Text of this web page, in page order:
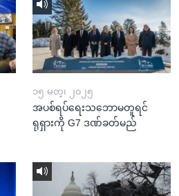
၁၅ မတ္၊ ၂၀၂၅
အပစ်ရပ်ရေးသဘောမတူရင်
ရုရှားကို G7 ဒဏ်ခတ်မည်